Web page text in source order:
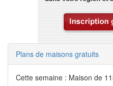
Plans de maisons gratuits
Cette semaine : Maison de